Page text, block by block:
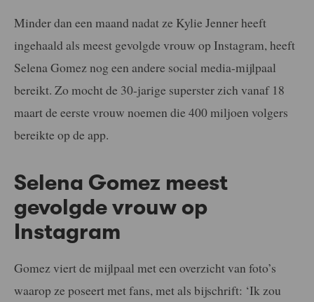
Minder dan een maand nadat ze Kylie Jenner heeft
ingehaald als meest gevolgde vrouw op Instagram, heeft
Selena Gomez nog een andere social media-mijlpaal
bereikt. Zo mocht de 30-jarige superster zich vanaf 18
maart de eerste vrouw noemen die 400 miljoen volgers
bereikte op de app.
Selena Gomez meest
gevolgde vrouw op
Instagram
Gomez viert de mijlpaal met een overzicht van foto’s
waarop ze poseert met fans, met als bijschrift: ‘Ik zou